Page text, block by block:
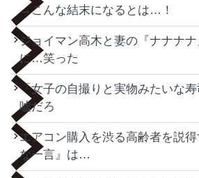
→こんな結末になるとは…！
ジョイマン高木と妻の『ナナナ
に…笑った
「女子の自撮りと実物みたいな
嘘だろ
エアコン購入を渋る高齢者を説
な一言』は…